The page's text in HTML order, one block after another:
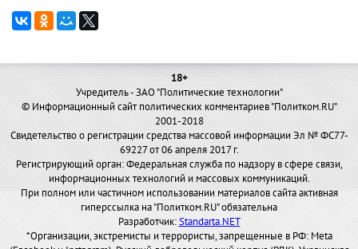
18+
Учредитель - ЗАО "Политические технологии"
© Информационный сайт политических комментариев "Политком.RU"
2001-2018
Свидетельство о регистрации средства массовой информации Эл № ФС77-
69227 от 06 апреля 2017 г.
Регистрирующий орган: Федеральная служба по надзору в сфере связи,
информационных технологий и массовых коммуникаций.
При полном или частичном использовании материалов сайта активная
гиперссылка на "Политком.RU" обязательна
Разработчик:Standarta.NET
*Организации, экстремисты и террористы, запрещенные в РФ: Meta